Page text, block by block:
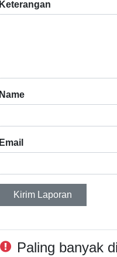
Keterangan
Name
Email
Kirim Laporan
Paling banyak